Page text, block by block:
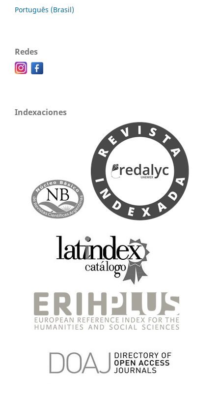
Português (Brasil)
Redes
Indexaciones